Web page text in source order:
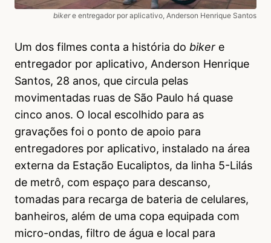
bikere entregador por aplicativo, Anderson Henrique Santos
Um dos filmes conta a história do biker e
entregador por aplicativo, Anderson Henrique
Santos, 28 anos, que circula pelas
movimentadas ruas de São Paulo há quase
cinco anos. O local escolhido para as
gravações foi o ponto de apoio para
entregadores por aplicativo, instalado na área
externa da Estação Eucaliptos, da linha 5-Lilás
de metrô, com espaço para descanso,
tomadas para recarga de bateria de celulares,
banheiros, além de uma copa equipada com
micro-ondas, filtro de água e local para